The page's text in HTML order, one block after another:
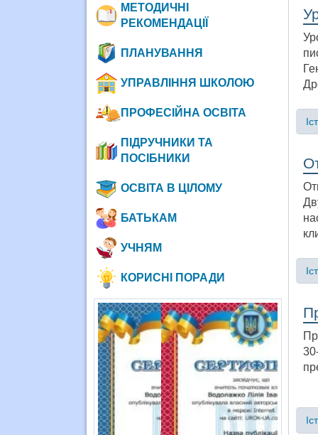
МЕТОДИЧНІ
РЕКОМЕНДАЦІЇ
ПЛАНУВАННЯ
УПРАВЛІННЯ ШКОЛОЮ
ПРОФЕСІЙНА ОСВІТА
ПІДРУЧНИКИ ТА
ПОСІБНИКИ
ОСВІТА В ЦІЛОМУ
БАТЬКАМ
УЧНЯМ
КОРИСНІ ПОРАДИ